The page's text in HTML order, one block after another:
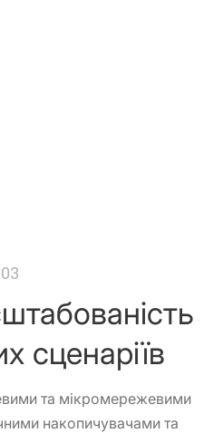
сценаріїв
та мікромережевими
накопичувачами та